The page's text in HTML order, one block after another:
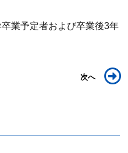
予定者および卒業後3年
次へ